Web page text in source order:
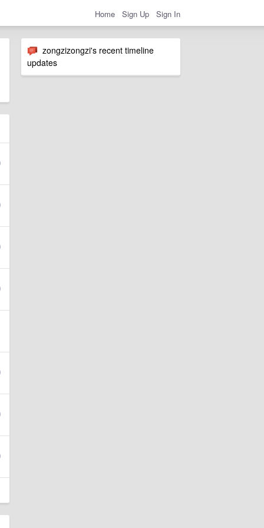
Home Sign Up Sign In
zongzizongzi's recent timeline
updates